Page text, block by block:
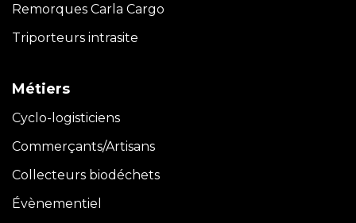
Remorques Carla Cargo
Triporteurs intrasite
Métiers
Cyclo-logisticiens
Commerçants/Artisans
Collecteurs biodéchets
Évènementiel